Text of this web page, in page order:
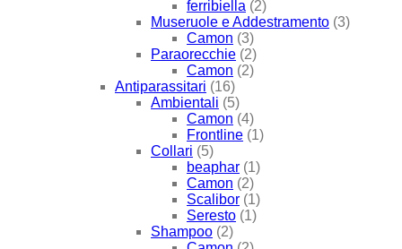
ferribiella (2)
Museruole e Addestramento (3)
Camon (3)
Paraorecchie (2)
Camon (2)
Antiparassitari (16)
Ambientali (5)
Camon (4)
Frontline (1)
Collari (5)
beaphar (1)
Camon (2)
Scalibor (1)
Seresto (1)
Shampoo (2)